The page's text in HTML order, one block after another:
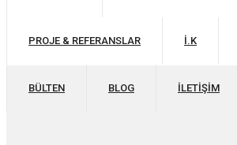
PROJE & REFERANSLAR İ.K
BÜLTEN BLOG İLETIŞIM